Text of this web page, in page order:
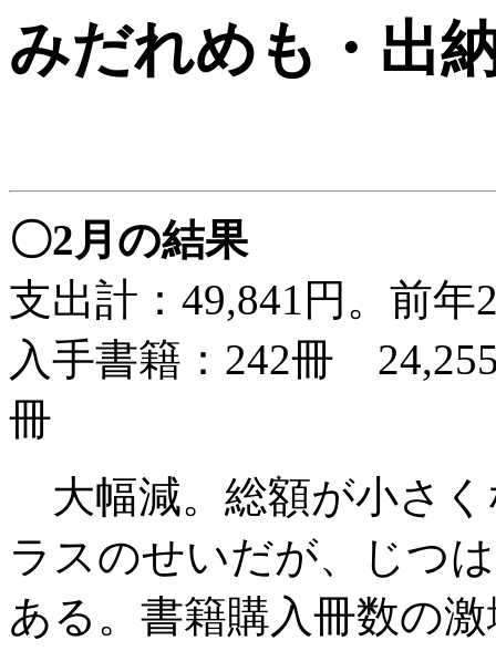
みだれめも ・出
〇2月の結果
支出計：49,841円。前年
入手書籍：242冊
冊
大幅減。総額が小さく
ラスのせいだが、じつ
ある。書籍購入冊数の